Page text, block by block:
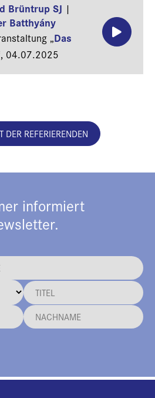
Brüntrup SJ |
Batthyány
„Das
04.07.2025
DER REFERIERENDEN
informiert